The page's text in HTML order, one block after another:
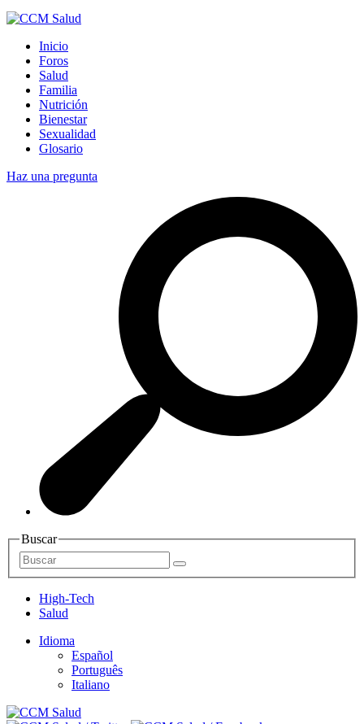
Inicio
Foros
Salud
Familia
Nutrición
Bienestar
Sexualidad
Glosario
Haz una pregunta
Buscar
High-Tech
Salud
Idioma
Español
Português
Italiano